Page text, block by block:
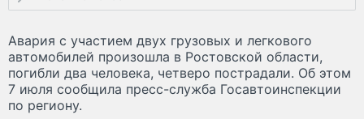
Авария с участием двух грузовых и легкового
автомобилей произошла в Ростовской области,
погибли два человека, четверо пострадали. Об этом
7 июля сообщила пресс-служба Госавтоинспекции
по региону.